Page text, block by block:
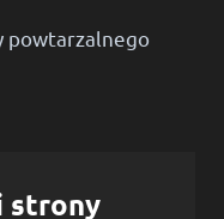
powtarzalnego
strony